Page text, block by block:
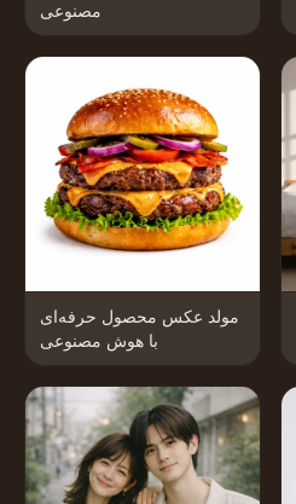
مصنوعی
مولد عکس محصول حرفه‌ای
با هوش مصنوعی